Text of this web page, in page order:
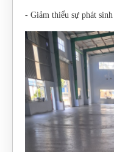
- Giảm thiểu sự phát